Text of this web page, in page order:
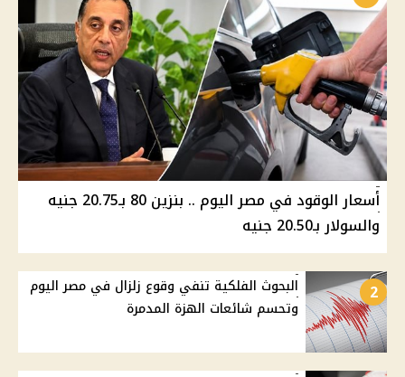
أسعار الوقود في مصر اليوم .. بنزين 80 بـ20.75 جنيه
والسولار بـ20.50 جنيه
2
البحوث الفلكية تنفي وقوع زلزال في مصر اليوم
وتحسم شائعات الهزة المدمرة